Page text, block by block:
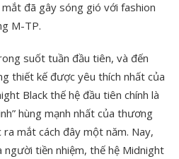
đã gây sóng gió với fashion
M-TP.
suốt tuần đầu tiên, và đến
thiết kế được yêu thích nhất của
Black thế hệ đầu tiên chính là
hùng mạnh nhất của thương
mắt cách đây một năm. Nay,
người tiền nhiệm, thế hệ Midnight